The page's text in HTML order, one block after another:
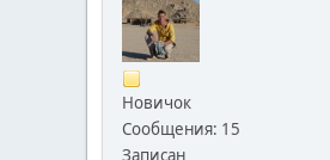
Новичок
Сообщения: 15
Записан